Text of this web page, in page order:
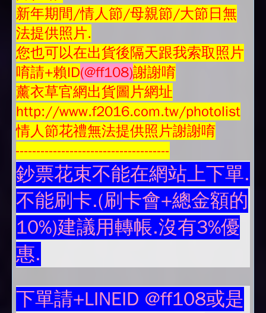
新年期間/情人節/母親節/大節日無
法提供照片.
您也可以在出貨後隔天跟我索取照片
唷請+賴ID(@ff108)謝謝唷
薰衣草官網出貨圖片網址
http://www.f2016.com.tw/photolist
情人節花禮無法提供照片謝謝唷
-------------------------------------
鈔票花束不能在網站上下單.
不能刷卡.(刷卡會+總金額的
10%)建議用轉帳.沒有3%優
惠.
下單請+LINEID @ff108或是